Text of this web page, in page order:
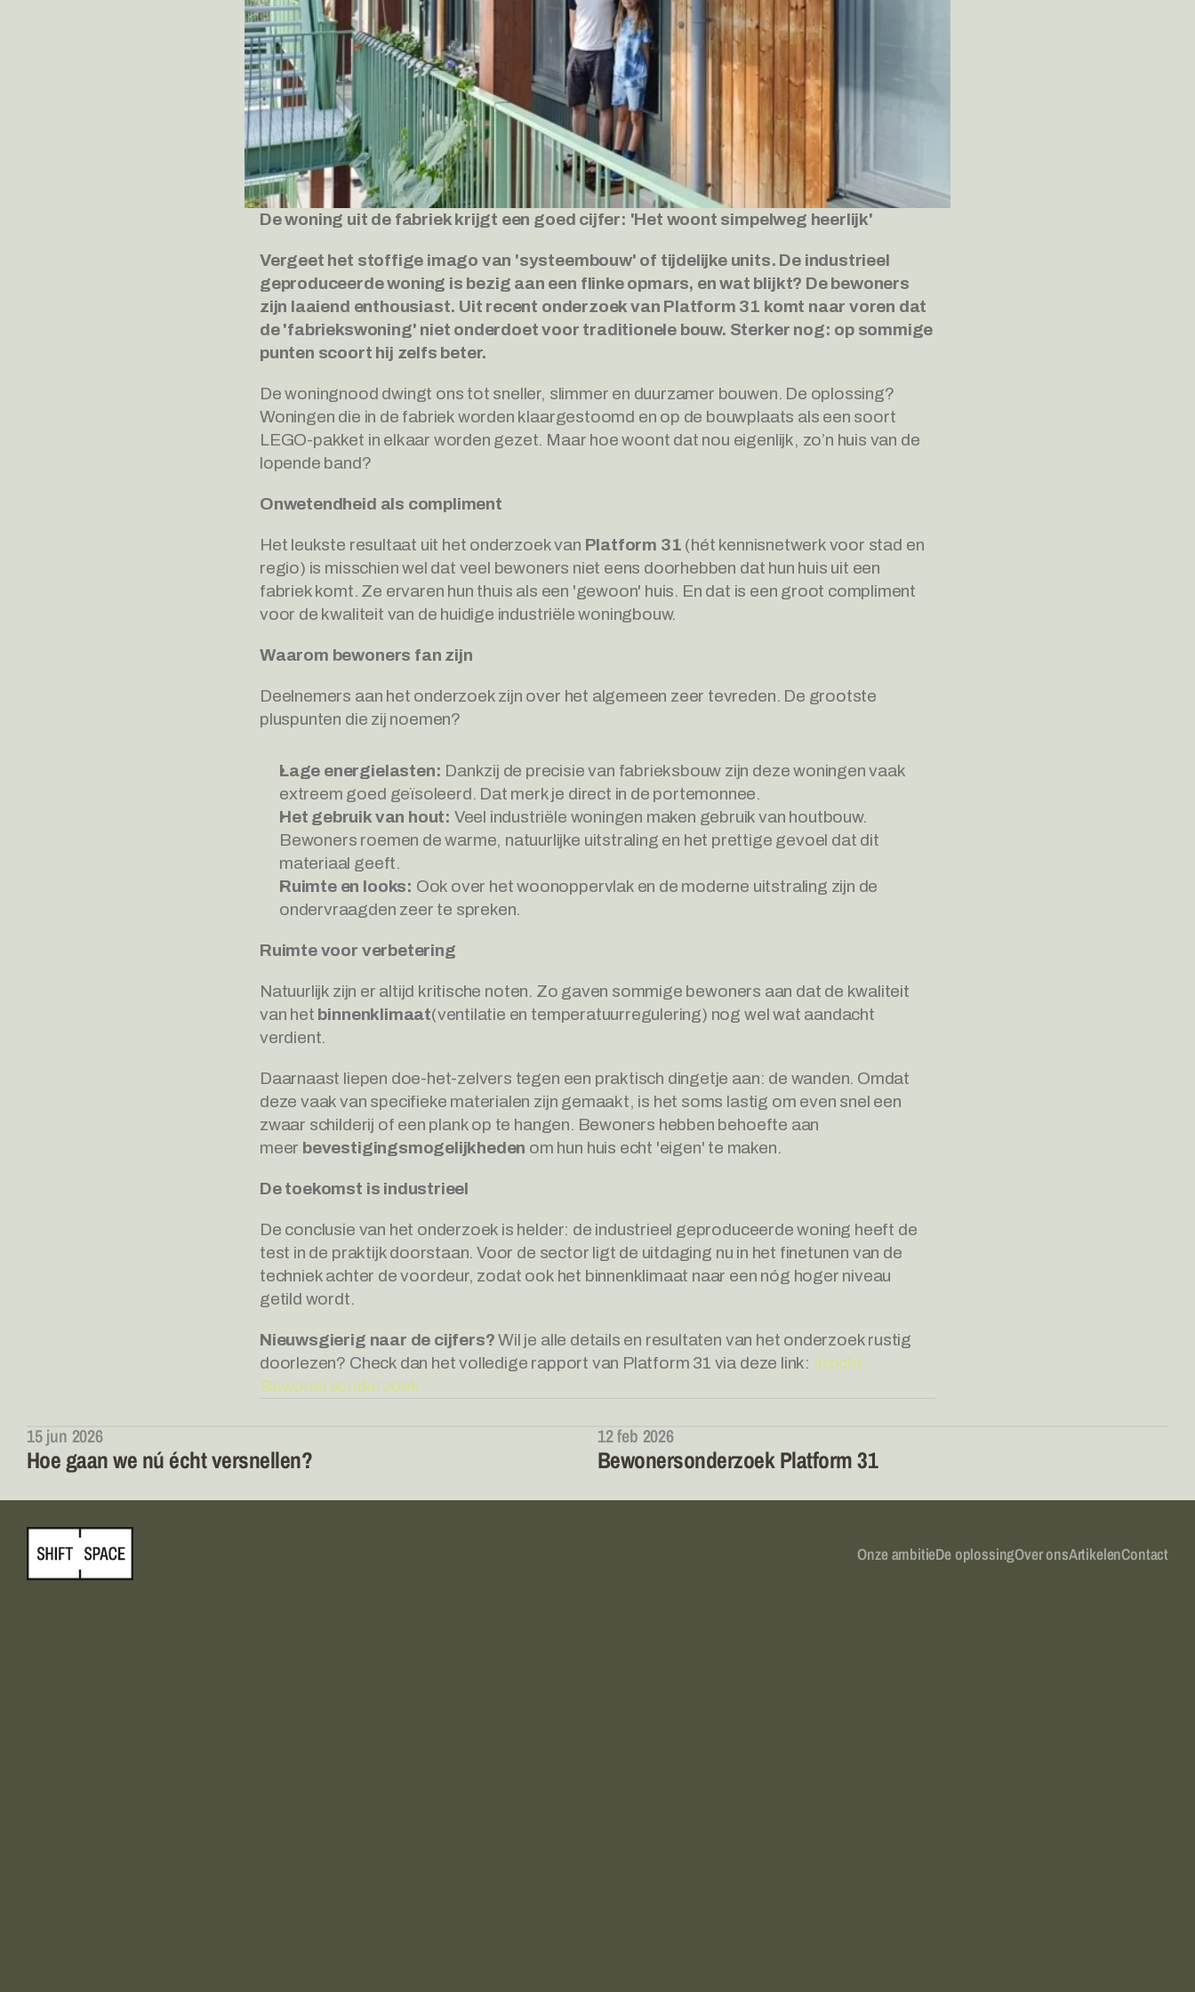
De woning uit de fabriek krijgt een goed cijfer: 'Het woont simpelweg heerlijk'
Vergeet het stoffige imago van 'systeembouw' of tijdelijke units. De industrieel
geproduceerde woning is bezig aan een flinke opmars, en wat blijkt? De bewoners
zijn laaiend enthousiast. Uit recent onderzoek van Platform 31 komt naar voren dat
de 'fabriekswoning' niet onderdoet voor traditionele bouw. Sterker nog: op sommige
punten scoort hij zelfs beter.
De woningnood dwingt ons tot sneller, slimmer en duurzamer bouwen. De oplossing?
Woningen die in de fabriek worden klaargestoomd en op de bouwplaats als een soort
LEGO-pakket in elkaar worden gezet. Maar hoe woont dat nou eigenlijk, zo’n huis van de
lopende band?
Onwetendheid als compliment
Het leukste resultaat uit het onderzoek van Platform 31 (hét kennisnetwerk voor stad en
regio) is misschien wel dat veel bewoners niet eens doorhebben dat hun huis uit een
fabriek komt. Ze ervaren hun thuis als een 'gewoon' huis. En dat is een groot compliment
voor de kwaliteit van de huidige industriële woningbouw.
Waarom bewoners fan zijn
Deelnemers aan het onderzoek zijn over het algemeen zeer tevreden. De grootste
pluspunten die zij noemen?
Lage energielasten: Dankzij de precisie van fabrieksbouw zijn deze woningen vaak
extreem goed geïsoleerd. Dat merk je direct in de portemonnee.
Het gebruik van hout: Veel industriële woningen maken gebruik van houtbouw.
Bewoners roemen de warme, natuurlijke uitstraling en het prettige gevoel dat dit
materiaal geeft.
Ruimte en looks: Ook over het woonoppervlak en de moderne uitstraling zijn de
ondervraagden zeer te spreken.
Ruimte voor verbetering
Natuurlijk zijn er altijd kritische noten. Zo gaven sommige bewoners aan dat de kwaliteit
van het binnenklimaat(ventilatie en temperatuurregulering) nog wel wat aandacht
verdient.
Daarnaast liepen doe-het-zelvers tegen een praktisch dingetje aan: de wanden. Omdat
deze vaak van specifieke materialen zijn gemaakt, is het soms lastig om even snel een
zwaar schilderij of een plank op te hangen. Bewoners hebben behoefte aan
meer bevestigingsmogelijkheden om hun huis echt 'eigen' te maken.
De toekomst is industrieel
De conclusie van het onderzoek is helder: de industrieel geproduceerde woning heeft de
test in de praktijk doorstaan. Voor de sector ligt de uitdaging nu in het finetunen van de
techniek achter de voordeur, zodat ook het binnenklimaat naar een nóg hoger niveau
getild wordt.
Nieuwsgierig naar de cijfers? Wil je alle details en resultaten van het onderzoek rustig
doorlezen? Check dan het volledige rapport van Platform 31 via deze link: Inzicht:
Bewonersonderzoek
15 jun 2026
Hoe gaan we nú écht versnellen?
12 feb 2026
Bewonersonderzoek Platform 31
Onze ambitieDe oplossingOver onsArtikelenContact